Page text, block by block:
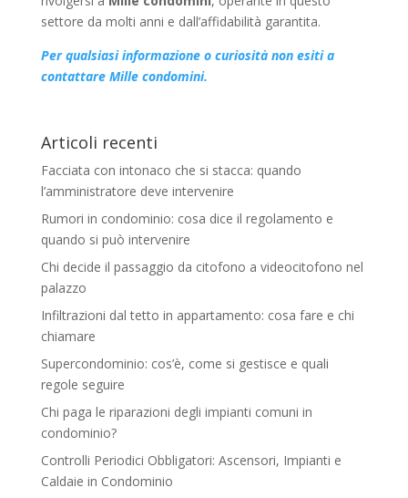
settore da molti anni e dall’affidabilità garantita.
Per qualsiasi informazione o curiosità non esiti a
contattare Mille condomini.
Articoli recenti
Facciata con intonaco che si stacca: quando
l’amministratore deve intervenire
Rumori in condominio: cosa dice il regolamento e
quando si può intervenire
Chi decide il passaggio da citofono a videocitofono nel
palazzo
Infiltrazioni dal tetto in appartamento: cosa fare e chi
chiamare
Supercondominio: cos’è, come si gestisce e quali
regole seguire
Chi paga le riparazioni degli impianti comuni in
condominio?
Controlli Periodici Obbligatori: Ascensori, Impianti e
Caldaie in Condominio